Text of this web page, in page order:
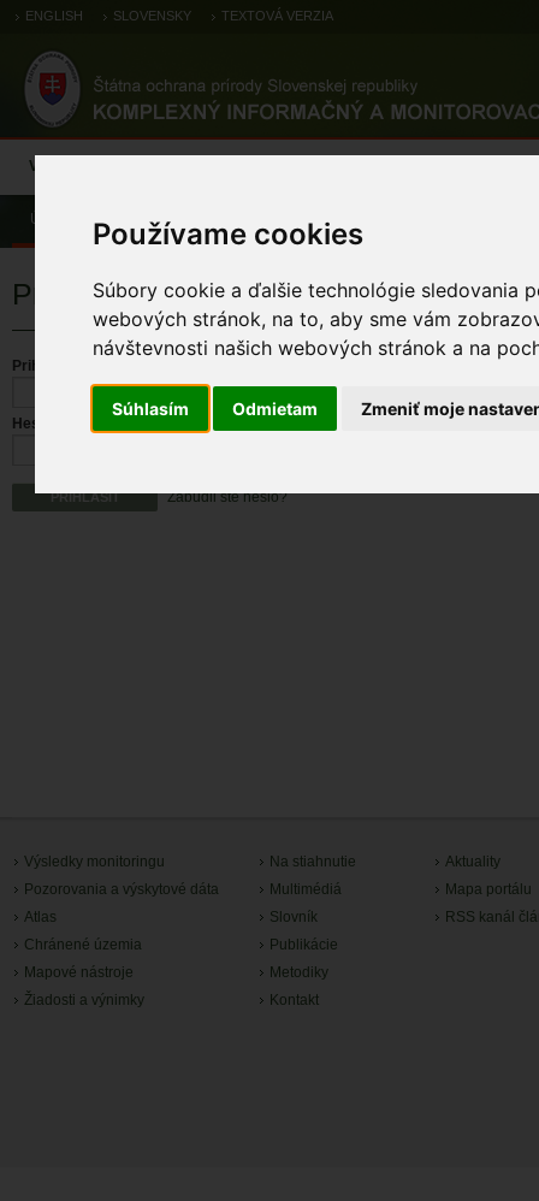
Používame cookies
Súbory cookie a ďalšie technológie sledovania
webových stránok, na to, aby sme vám
návštevnosti našich webových stránok a na
Súhlasím Odmietam Zmeniť moje
ENGLISH SLOVENSKY TEXTOVÁ VERZIA
Výsledky monitoringu
Úvod
Prihlásenie
Prihlasovacie meno
Heslo
Zabudli ste heslo?
Výsledky monitoringu
Pozorovania a výskytové dáta
Atlas
Chránené územia
Mapové nástroje
Žiadosti a výnimky
Na stiahnutie
Multimédiá
Slovník
Publikácie
Metodiky
Kontakt
Aktuality
Mapa portálu
RSS kanál